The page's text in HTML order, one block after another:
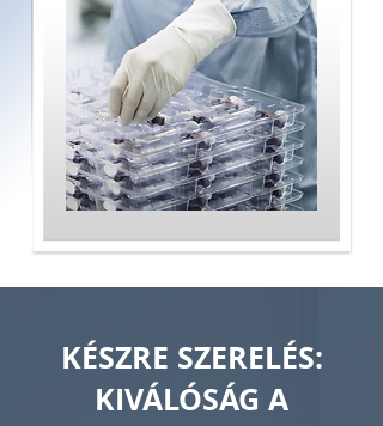
KÉSZRE SZERELÉS:
KIVÁLÓSÁG A